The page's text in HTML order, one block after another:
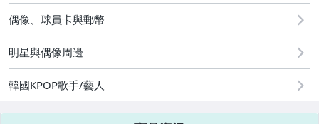
[全店] 周年慶
偶像、球員卡與郵幣
明星與偶像周邊
韓國KPOP歌手/藝人